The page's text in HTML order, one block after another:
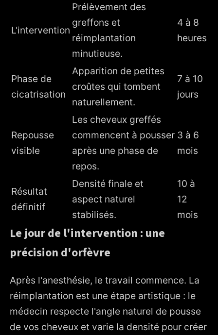
L'intervention
Prélèvement des
greffons et
réimplantation
minutieuse.
4 à 8
heures
Phase de
cicatrisation
Apparition de petites
croûtes qui tombent
naturellement.
7 à 10
jours
Repousse
visible
Les cheveux greffés
commencent à pousser
après une phase de
repos.
3 à 6
mois
Résultat
définitif
Densité finale et
aspect naturel
stabilisés.
10 à
12
mois
Le jour de l'intervention : une
précision d'orfèvre
Après l'anesthésie, le travail commence. La
réimplantation est une étape artistique : le
médecin respecte l'angle naturel de pousse
de vos cheveux et varie la densité pour créer